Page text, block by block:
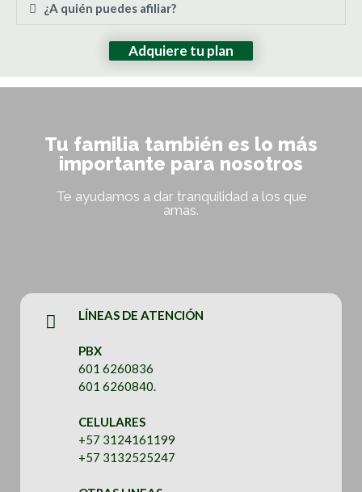
¿A quién puedes afiliar?
Adquiere tu plan
Tu familia también es lo más
importante para nosotros
Te ayudamos a dar tranquilidad a los que
amas.
LÍNEAS DE ATENCIÓN
PBX
601 6260836
601 6260840.
CELULARES
+57 3124161199
+57 3132525247